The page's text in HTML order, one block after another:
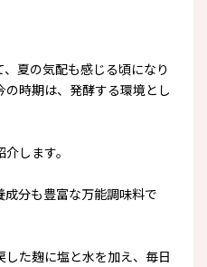
夏の気配も感じる頃になり
時期は、発酵する環境とし
します。
分も豊富な万能調味料で
た麹に塩と水を加え、毎日